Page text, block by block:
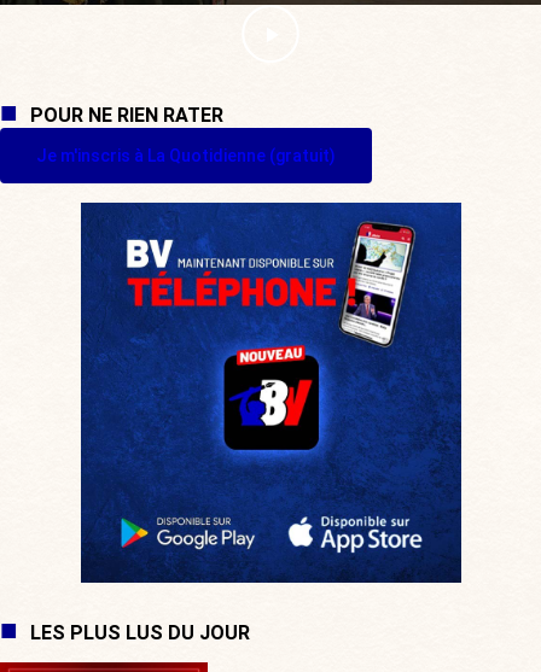
POUR NE RIEN RATER
Je m'inscris à La Quotidienne (gratuit)
LES PLUS LUS DU JOUR